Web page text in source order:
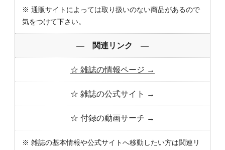
※ 通販サイトによっては取り扱いのない商品があるので
気をつけて下さい。
― 関連リンク ―
☆ 雑誌の情報ページ →
☆ 雑誌の公式サイト →
☆ 付録の動画サーチ →
※ 雑誌の基本情報や公式サイトへ移動したい方は関連リ